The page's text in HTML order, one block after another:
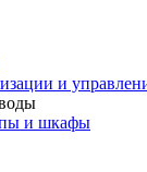
и
и шкафы